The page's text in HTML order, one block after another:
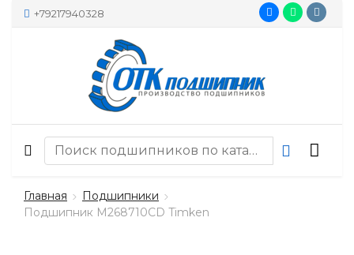
+79217940328
Главная
Подшипники
Подшипник M268710CD Timken